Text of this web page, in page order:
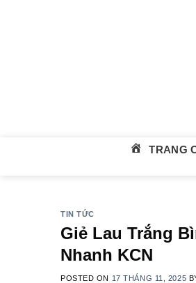
TRANG
TIN TỨC
Giẻ Lau Trắng
Nhanh KCN
POSTED ON 17 THÁNG 11, 2025